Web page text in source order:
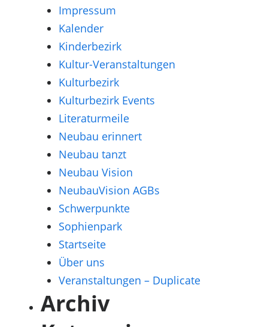
Impressum
Kalender
Kinderbezirk
Kultur-Veranstaltungen
Kulturbezirk
Kulturbezirk Events
Literaturmeile
Neubau erinnert
Neubau tanzt
Neubau Vision
NeubauVision AGBs
Schwerpunkte
Sophienpark
Startseite
Über uns
Veranstaltungen – Duplicate
Archiv